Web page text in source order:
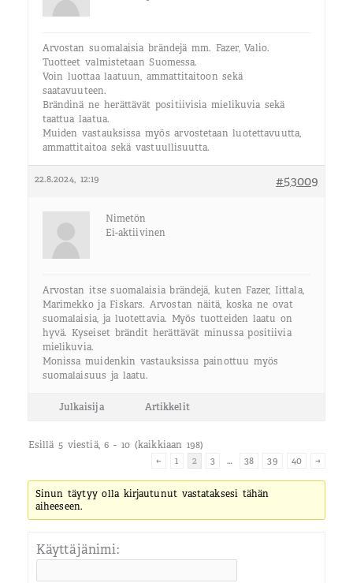
Arvostan suomalaisia brändejä mm. Fazer, Valio.
Tuotteet valmistetaan Suomessa.
Voin luottaa laatuun, ammattitaitoon sekä
saatavuuteen.
Brändinä ne herättävät positiivisia mielikuvia sekä
taattua laatua.
Muiden vastauksissa myös arvostetaan luotettavuutta,
ammattitaitoa sekä vastuullisuutta.
22.8.2024, 12:19 #53009
Nimetön
Ei-aktiivinen
Arvostan itse suomalaisia brändejä, kuten Fazer, Iittala,
Marimekko ja Fiskars. Arvostan näitä, koska ne ovat
suomalaisia, ja luotettavia. Myös tuotteiden laatu on
hyvä. Kyseiset brändit herättävät minussa positiivia
mielikuvia.
Monissa muidenkin vastauksissa painottuu myös
suomalaisuus ja laatu.
Julkaisija Artikkelit
Esillä 5 viestiä, 6 - 10 (kaikkiaan 198)
←
1 2 3 … 38 39 40 →
Sinun täytyy olla kirjautunut vastataksesi tähän
aiheeseen.
Käyttäjänimi: